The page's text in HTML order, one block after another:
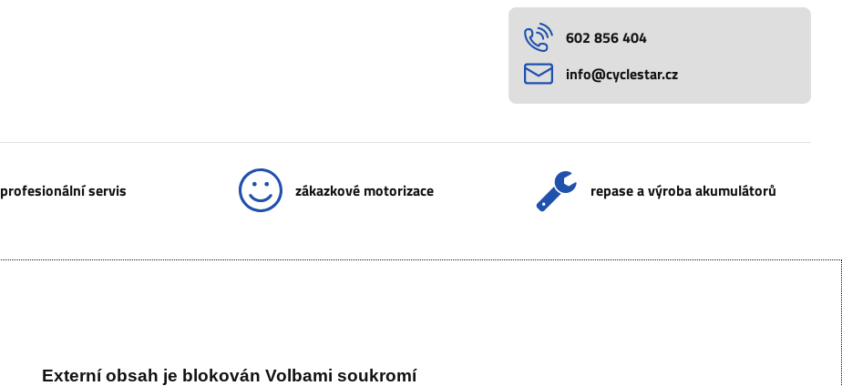
602 856 404
info​@cyclestar​.cz
profesionální servis zákazkové motorizace repase a výroba akumulátorů
Externí obsah je blokován Volbami soukromí